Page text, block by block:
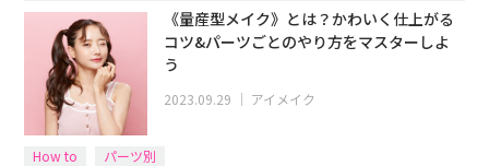
《量産型メイク》とは？かわいく仕上がる
コツ&パーツごとのやり方をマスターしよ
う
2023.09.29 ｜ アイメイク
How to パーツ別